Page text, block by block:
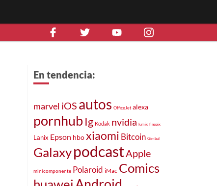
En tendencia:
marvel iOS autos OfficeJet alexa
pornhubIg Kodak nvidia lumix finepix
Lanix Epson hboxiaomi Bitcoin Gimbal
GalaxypodcastApple
minicomponente Polaroid iMac Comics